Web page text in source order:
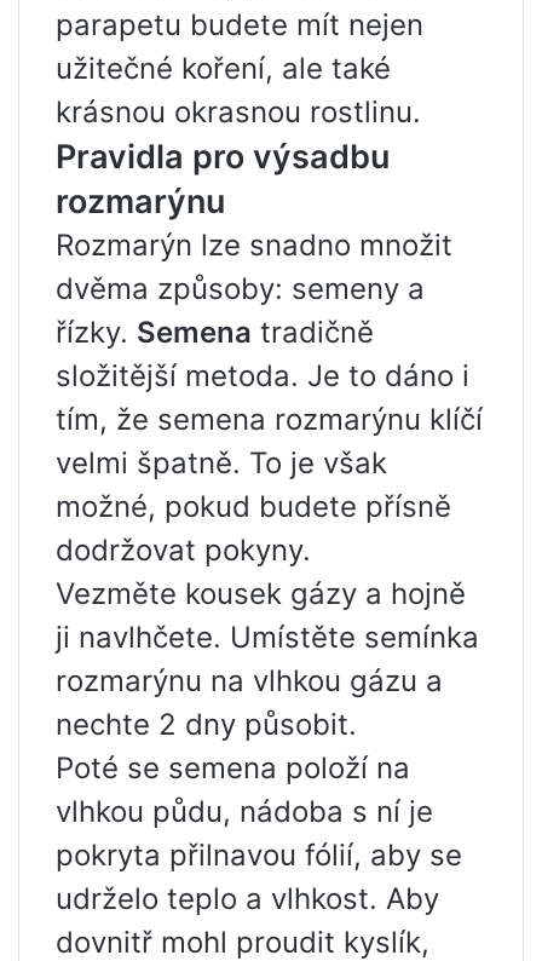
parapetu budete mít nejen
užitečné koření, ale také
krásnou okrasnou rostlinu.
Pravidla pro výsadbu
rozmarýnu
Rozmarýn lze snadno množit
dvěma způsoby: semeny a
řízky. Semena tradičně
složitější metoda. Je to dáno i
tím, že semena rozmarýnu klíčí
velmi špatně. To je však
možné, pokud budete přísně
dodržovat pokyny.
Vezměte kousek gázy a hojně
ji navlhčete. Umístěte semínka
rozmarýnu na vlhkou gázu a
nechte 2 dny působit.
Poté se semena položí na
vlhkou půdu, nádoba s ní je
pokryta přilnavou fólií, aby se
udrželo teplo a vlhkost. Aby
dovnitř mohl proudit kyslík,